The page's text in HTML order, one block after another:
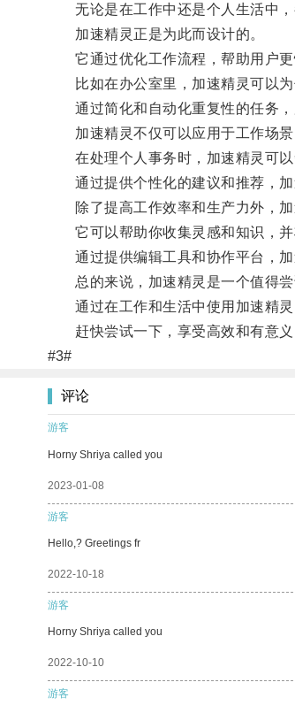
无论是在工作中还是个人生活中，
加速精灵正是为此而设计的。
它通过优化工作流程，帮助用户更
比如在办公室里，加速精灵可以为
通过简化和自动化重复性的任务，
加速精灵不仅可以应用于工作场景
在处理个人事务时，加速精灵可以
通过提供个性化的建议和推荐，加
除了提高工作效率和生产力外，加
它可以帮助你收集灵感和知识，并
通过提供编辑工具和协作平台，加
总的来说，加速精灵是一个值得尝
通过在工作和生活中使用加速精灵
赶快尝试一下，享受高效和有意义
#3#
评论
游客
Horny Shriya called you
2023-01-08
游客
Hello,? Greetings fr
2022-10-18
游客
Horny Shriya called you
2022-10-10
游客